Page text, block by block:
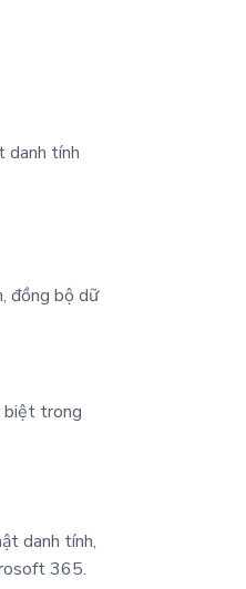
danh tính
đồng bộ dữ
biệt trong
danh tính,
365.